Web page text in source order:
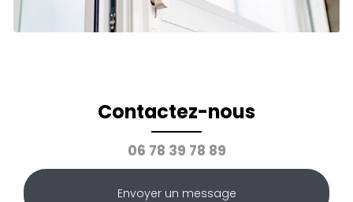
Contactez-nous
06 78 39 78 89
Envoyer un message